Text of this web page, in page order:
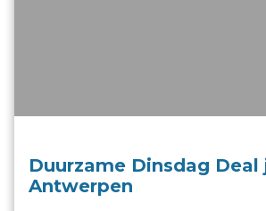
Duurzame Dinsdag Deal
Antwerpen